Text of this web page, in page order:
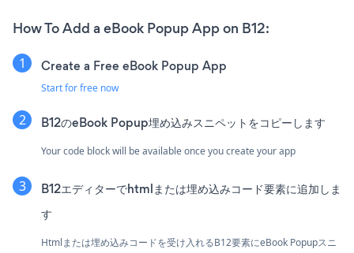
How To Add a eBook Popup App on B12:
Create a Free eBook Popup App
Start for free now
B12のeBook Popup埋め込みスニペットをコピーします
Your code block will be available once you create your app
B12エディターでhtmlまたは埋め込みコード要素に追加しま
す
Htmlまたは埋め込みコードを受け入れるB12要素にeBook Popupスニ